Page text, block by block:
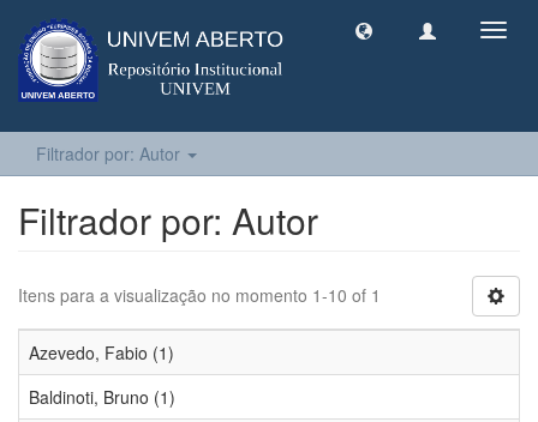
Filtrador por: Autor
Filtrador por: Autor
Itens para a visualização no momento 1-10 of 1
Azevedo, Fabio (1)
Baldinoti, Bruno (1)